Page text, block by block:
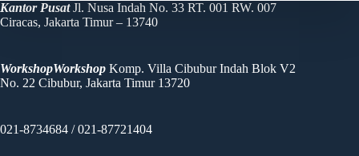
Kantor PusatJl. Nusa Indah No. 33 RT. 001 RW. 007
Ciracas, Jakarta Timur – 13740
WorkshopWorkshop Komp. Villa Cibubur Indah Blok V2
No. 22 Cibubur, Jakarta Timur 13720
021-8734684 / 021-87721404